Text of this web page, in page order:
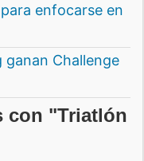
enfocarse en
ganan Challenge
con "Triatlón